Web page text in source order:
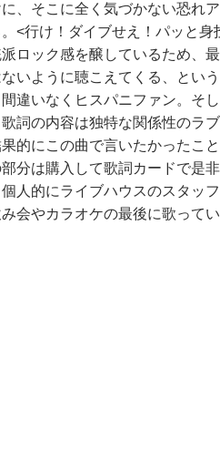
、そこに全く気づかない恐れ
<行け！ダイブせえ！パッと
ロック感を醸しているため、
いように聴こえてくる、とい
違いなくヒスパニファン。そ
詞の内容は独特な関係性のラ
的にこの曲で言いたかったこ
分は購入して歌詞カードで是
人的にライブハウスのスタッ
会やカラオケの最後に歌って